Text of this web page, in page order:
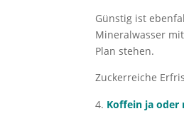
Günstig ist
Mineralwasser
Plan stehen.
Zuckerreiche
Koffein ja oder